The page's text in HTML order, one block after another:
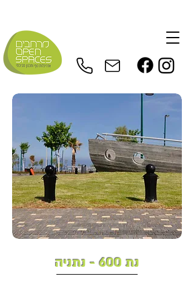
נת 600 - נתניה